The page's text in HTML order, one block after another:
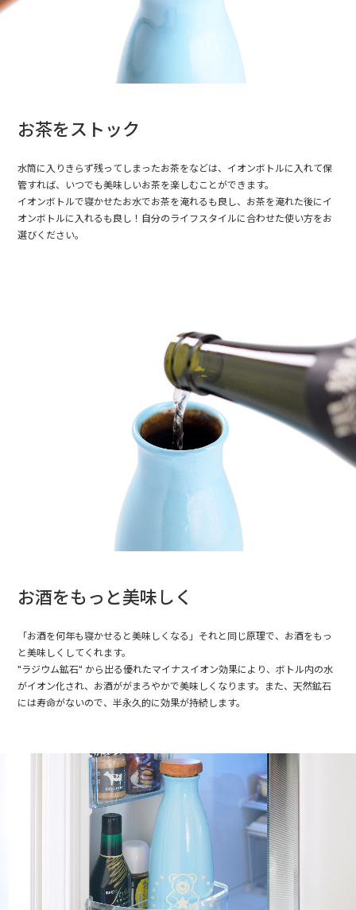
お茶をストック
水筒に入りきらず残ってしまったお茶をなどは、イオンボトルに入れて保
管すれば、いつでも美味しいお茶を楽しむことができます。
イオンボトルで寝かせたお水でお茶を淹れるも良し、お茶を淹れた後にイ
オンボトルに入れるも良し！自分のライフスタイルに合わせた使い方をお
選びください。
お酒をもっと美味しく
「お酒を何年も寝かせると美味しくなる」それと同じ原理で、お酒をもっ
と美味しくしてくれます。
"ラジウム鉱石" から出る優れたマイナスイオン効果により、ボトル内の水
がイオン化され、お酒ががまろやかで美味しくなります。また、天然鉱石
には寿命がないので、半永久的に効果が持続します。